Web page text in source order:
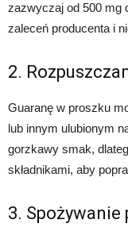
zazwyczaj od 500 mg
zaleceń producenta i
2.
Guaranę w proszku
lub innym ulubionym
gorzkawy smak,
składnikami, aby
3.